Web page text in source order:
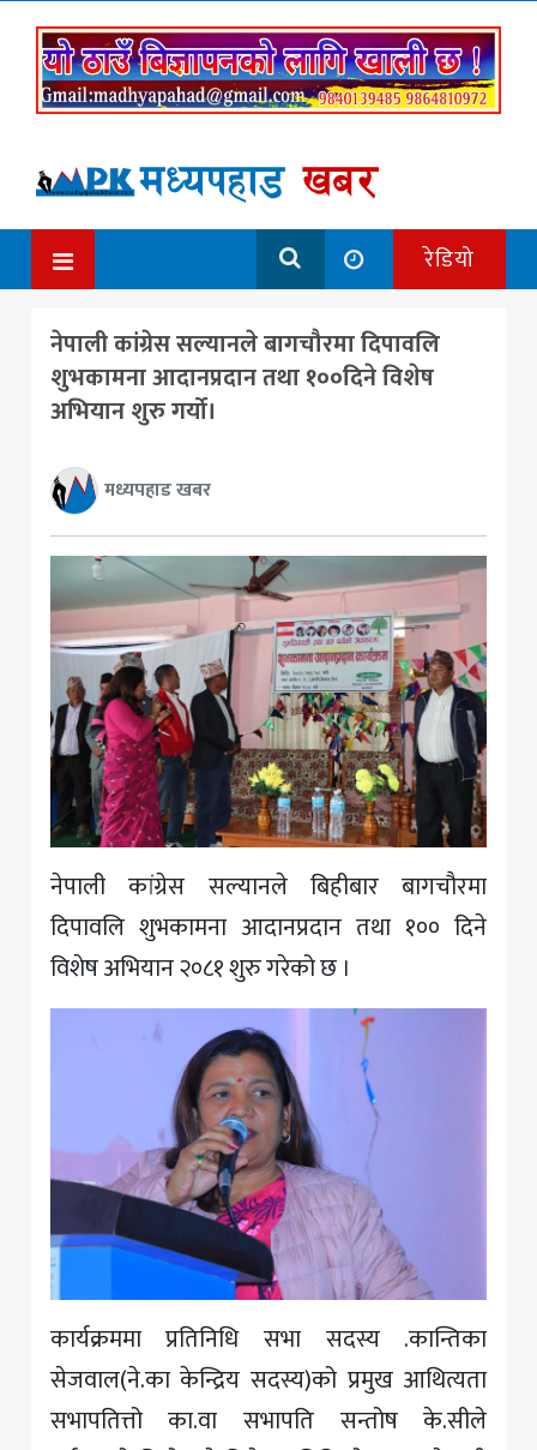
रेडियो
नेपाली कांग्रेस सल्यानले बागचौरमा दिपावलि
शुभकामना आदानप्रदान तथा १००दिने विशेष
अभियान शुरु गर्यो।
मध्यपहाड खबर
नेपाली कांग्रेस सल्यानले बिहीबार बागचौरमा
दिपावलि शुभकामना आदानप्रदान तथा १०० दिने
विशेष अभियान २०८१ शुरु गरेको छ ।
कार्यक्रममा प्रतिनिधि सभा सदस्य .कान्तिका
सेजवाल(ने.का केन्द्रिय सदस्य)को प्रमुख आथित्यता
सभापतित्तो का.वा सभापति सन्तोष के.सीले